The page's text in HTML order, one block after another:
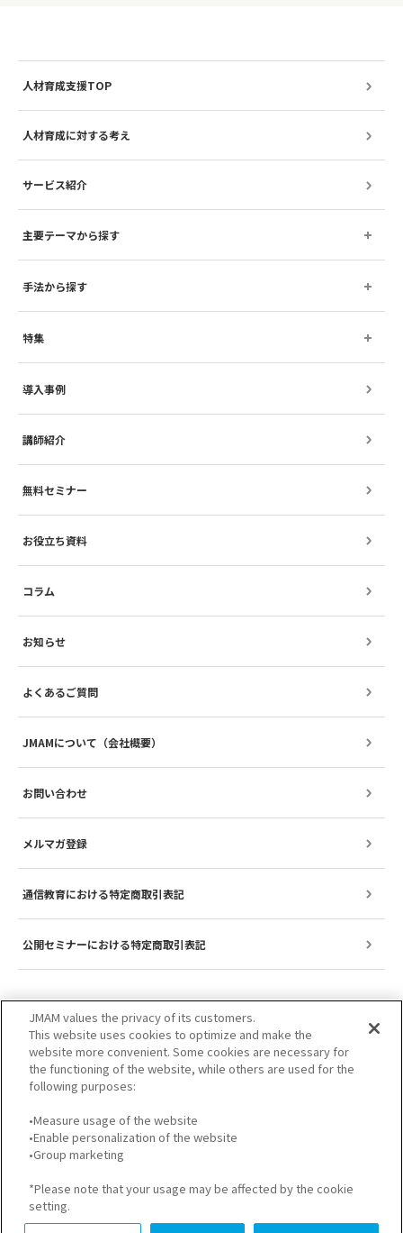
人材育成支援TOP
人材育成に対する考え
サービス紹介
主要テーマから探す
手法から探す
特集
導入事例
講師紹介
無料セミナー
お役立ち資料
コラム
お知らせ
よくあるご質問
JMAMについて（会社概要）
お問い合わせ
メルマガ登録
通信教育における特定商取引表記
公開セミナーにおける特定商取引表記
サイトのご利用について
JMAM values the privacy of its customers.
This website uses cookies to optimize and make the
website more convenient. Some cookies are necessary for
the functioning of the website, while others are used for the
following purposes:
•Measure usage of the website
•Enable personalization of the website
•Group marketing
*Please note that your usage may be affected by the cookie
setting.